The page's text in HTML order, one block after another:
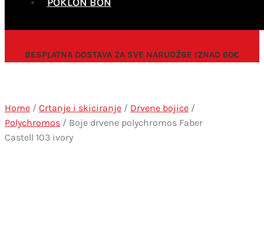
BESPLATNA DOSTAVA ZA SVE NARUDŽBE IZNAD 60€
Home / Crtanje i skiciranje / Drvene bojice /
Polychromos / Boje drvene polychromos Faber
Castell 103 ivory